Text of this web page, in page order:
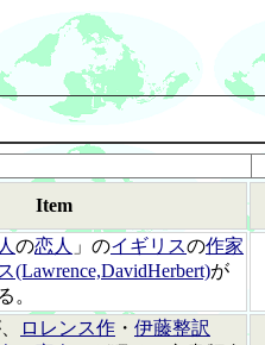
Item
の恋人 」のイギリスの作家
(Lawrence,DavidHerbert)が
。
ロレンス作 ・ 伊藤整訳